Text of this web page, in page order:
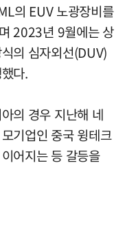
의 EUV 노광장비를
2023년 9월에는 상
의 심자외선(DUV)
다.
의 경우 지난해 네
기업인 중국 윙테크
어지는 등 갈등을